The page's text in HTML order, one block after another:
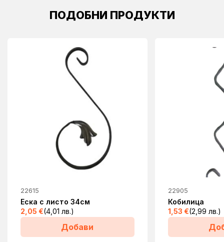
ПОДОБНИ ПРОДУКТИ
22615
Еска с листо 34см
2,05 €(4,01 лв.)
Добави
22905
Кобилица
1,53 €(2,99 лв.)